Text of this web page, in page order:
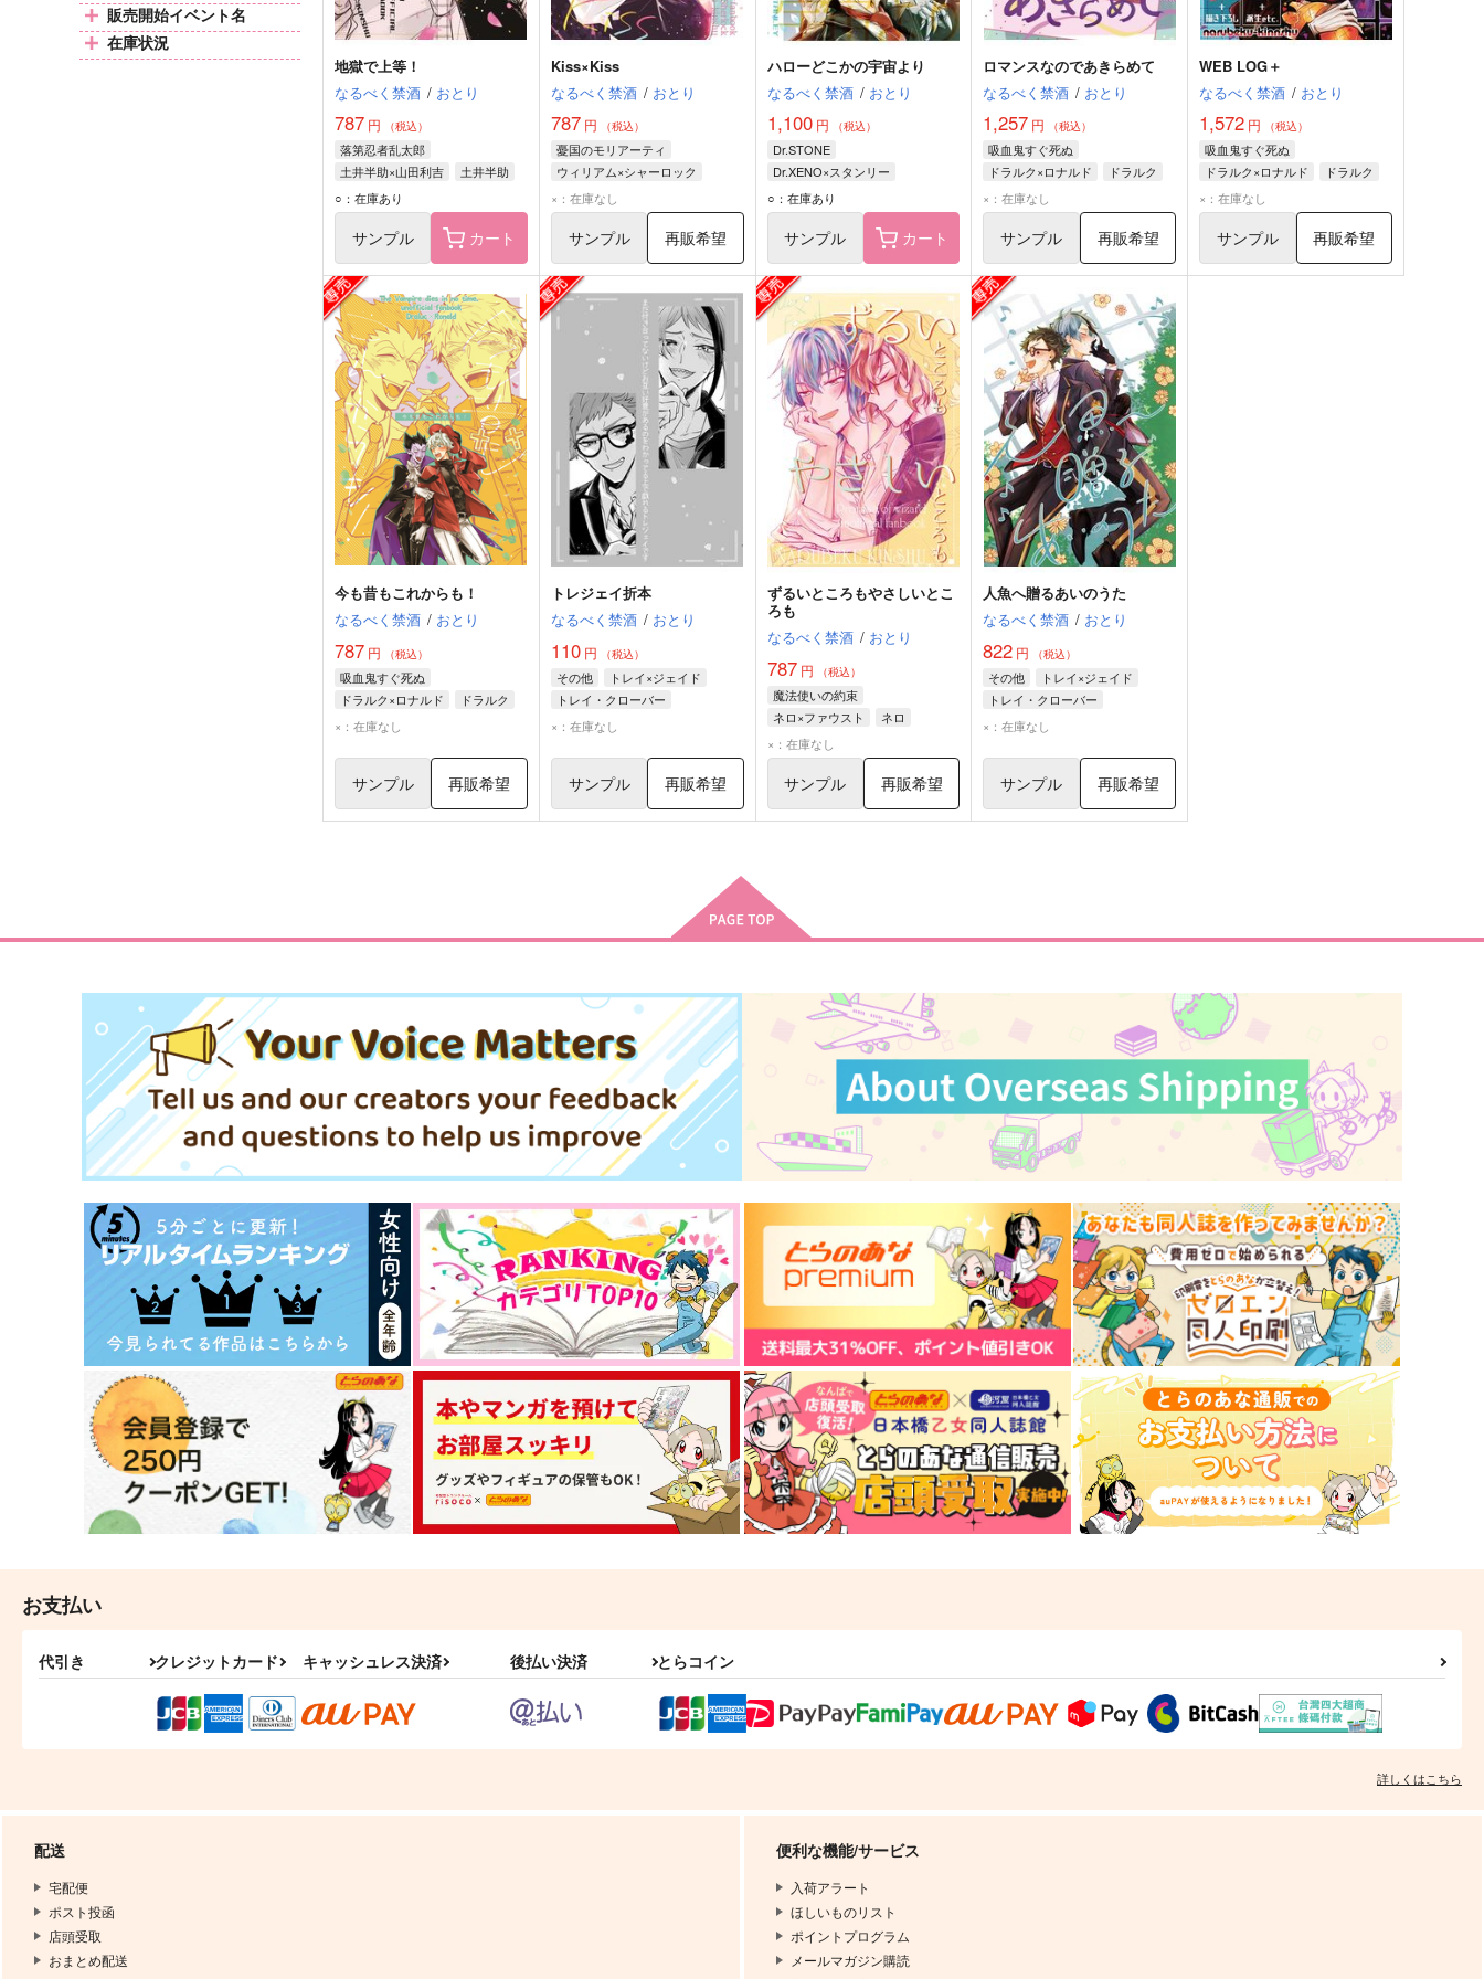
販売開始イベント名
在庫状況
地獄で上等！
なるべく禁酒 / おとり
787 円 （税込）
落第忍者乱太郎
土井半助×山田利吉
土井半助
山田利吉
○：在庫あり
サンプル カート
Kiss×Kiss
なるべく禁酒 / おとり
787円 （税込）
憂国のモリアーティ
ウィリアム×シャーロック
シャーロック・ホームズ
×：在庫なし
サンプル 再販希望
ハローどこかの宇宙より
なるべく禁酒 / おとり
1,100円 （税込）
Dr.STONE
Dr.XENO×スタンリー
Dr.XENO
スタンリー・スナイダー
○：在庫あり
サンプル カート
ロマンスなのであきらめて
なるべく禁酒 / おとり
1,257 円 （税込）
吸血鬼すぐ死ぬ
ドラルク×ロナルド
ドラルク
ロナルド
×：在庫なし
サンプル 再販希望
WEB LOG＋
なるべく禁酒 / おとり
1,572 円 （税込）
吸血鬼すぐ死ぬ
ドラルク×ロナルド
ドラルク
ロナルド
×：在庫なし
サンプル 再販希望
今も昔もこれからも！
なるべく禁酒 / おとり
787 円 （税込）
吸血鬼すぐ死ぬ
ドラルク×ロナルド
ドラルク
ロナルド
×：在庫なし
サンプル 再販希望
トレジェイ折本
なるべく禁酒 / おとり
110円 （税込）
その他
トレイ×ジェイド
トレイ・クローバー
ジェイド・リーチ
×：在庫なし
サンプル 再販希望
ずるいところもやさしいとこ
ろも
なるべく禁酒 / おとり
787円 （税込）
魔法使いの約束
ネロ×ファウスト
ネロ
ファウスト
×：在庫なし
サンプル 再販希望
人魚へ贈るあいのうた
なるべく禁酒 / おとり
822 円 （税込）
その他
トレイ×ジェイド
トレイ・クローバー
ジェイド・リーチ
×：在庫なし
サンプル 再販希望
お支払い
代引き クレジットカード キャッシュレス決済 後払い決済 とらコイン
詳しくはこちら
配送
宅配便
ポスト投函
店頭受取
おまとめ配送
便利な機能/サービス
入荷アラート
ほしいものリスト
ポイントプログラム
メールマガジン購読